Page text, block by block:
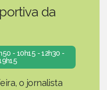
da
- 10h15 - 12h30 -
o jornalista